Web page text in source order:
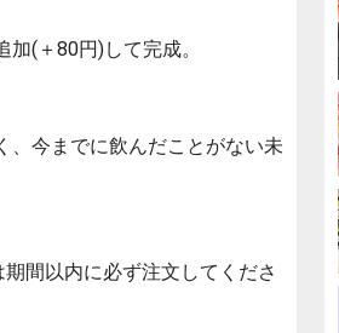
(＋80円)して完成。
、今までに飲んだことがない未
間以内に必ず注文してくださ